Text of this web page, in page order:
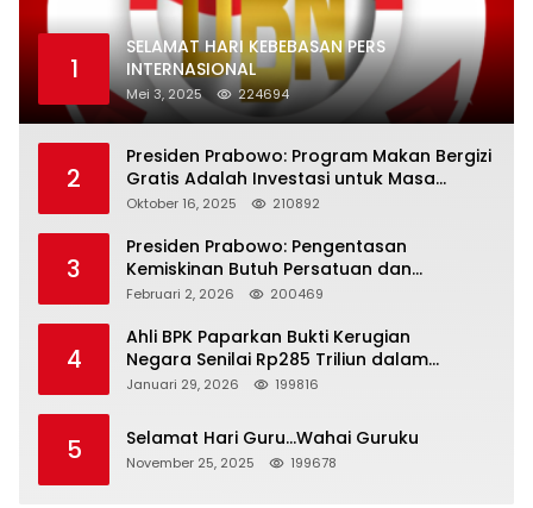
1
SELAMAT HARI KEBEBASAN PERS
INTERNASIONAL
Mei 3, 2025 224694
2
Presiden Prabowo: Program Makan Bergizi
Gratis Adalah Investasi untuk Masa
Depan Bangsa
Oktober 16, 2025 210892
3
Presiden Prabowo: Pengentasan
Kemiskinan Butuh Persatuan dan
Kepemimpinan yang Bertanggung Jawab
Februari 2, 2026 200469
4
Ahli BPK Paparkan Bukti Kerugian
Negara Senilai Rp285 Triliun dalam
Persidangan Korupsi PT Pertamina
Januari 29, 2026 199816
5 Selamat Hari Guru…Wahai Guruku
November 25, 2025 199678